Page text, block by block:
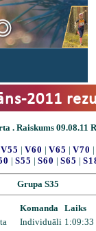
2011
. Raiskums 09.08.11
V55 | V60 | V65 | V70 |
| S55 | S60 | S65 |
Grupa S35
Komanda
Laiks
Individuāli 1:09:33